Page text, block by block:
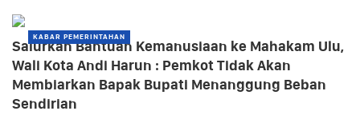
KABAR PEMERINTAHAN
Salurkan Bantuan Kemanusiaan ke Mahakam Ulu,
Wali Kota Andi Harun : Pemkot Tidak Akan
Membiarkan Bapak Bupati Menanggung Beban
Sendirian